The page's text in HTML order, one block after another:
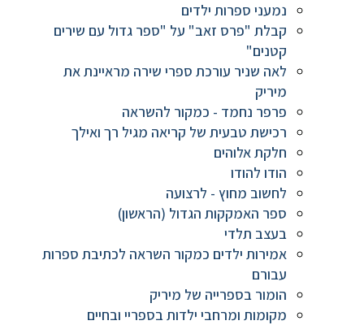
נמעני ספרות ילדים
קבלת "פרס זאב" על "ספר גדול עם שירים
קטנים"
לאה שניר עורכת ספרי שירה מראיינת את
מיריק
פרפר נחמד - כמקור להשראה
רכישת טבעית של קריאה מגיל רך ואילך
חלקת אלוהים
הודו להודו
לחשוב מחוץ - לרצועה
ספר האמקקות הגדול (הראשון)
בעצב תלדי
אמירות ילדים כמקור השראה לכתיבת ספרות
עבורם
הומור בספרייה של מיריק
מקומות ומרחבי ילדות בספריי ובחיים